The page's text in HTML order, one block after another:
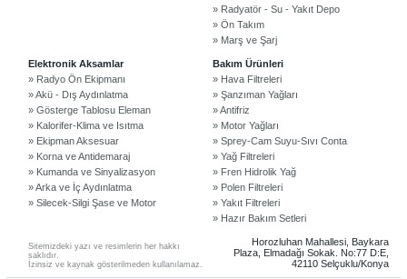
©2024 Courpar Otomotiv & Yedek Parça
Sitemizdeki yazı ve resimlerin her hakkı
saklıdır.
İzinsiz ve kaynak gösterilmeden kullanılamaz.
Horozluhan Mahallesi, Baykara
Plaza, Elmadağı Sokak. No:77 D:E,
42110 Selçuklu/Konya
» Radyatör - Su - Yakıt Depo
» Ön Takım
» Marş ve Şarj
Elektronik Aksamlar
» Radyo Ön Ekipmanı
» Akü - Dış Aydınlatma
» Gösterge Tablosu Eleman
» Kalorifer-Klima ve Isıtma
» Ekipman Aksesuar
» Korna ve Antidemaraj
» Kumanda ve Sinyalizasyon
» Arka ve İç Aydınlatma
» Silecek-Silgi Şase ve Motor
Bakım Ürünleri
» Hava Filtreleri
» Şanzıman Yağları
» Antifriz
» Motor Yağları
» Sprey-Cam Suyu-Sıvı Conta
» Yağ Filtreleri
» Fren Hidrolik Yağ
» Polen Filtreleri
» Yakıt Filtreleri
» Hazır Bakım Setleri